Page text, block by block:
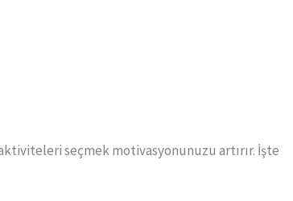
seçmek motivasyonunuzu artırır. İşte